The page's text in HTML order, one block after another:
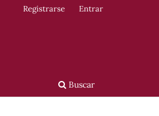
Buscar
Registrarse Entrar